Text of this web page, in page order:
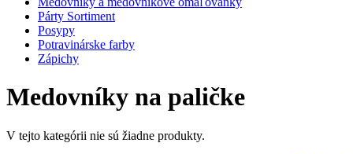
Párty Sortiment
Posypy
Potravinárske farby
Zápichy
Medovníky na paličke
V tejto kategórii nie sú žiadne produkty.